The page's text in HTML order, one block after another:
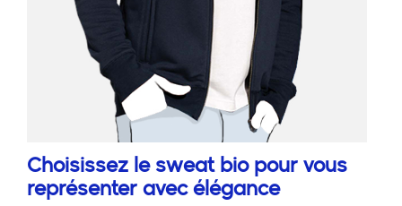
Choisissez le sweat bio pour vous
représenter avec élégance